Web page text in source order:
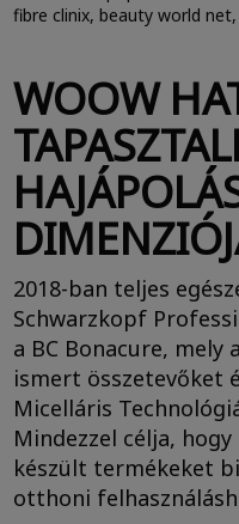
WOOW
2018-ban teljes
Schwarzkopf
a BC Bonacure,
ismert összetevőket
Micelláris
Mindezzel célja,
készült termékeket
otthoni